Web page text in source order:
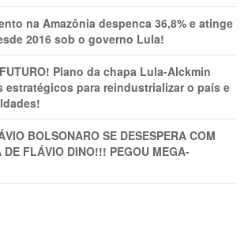
na Amazônia despenca 36,8% e atinge
2016 sob o governo Lula!
Plano da chapa Lula-Alckmin
estratégicos para reindustrializar o país e
BOLSONARO SE DESESPERA COM
DE FLÁVIO DINO!!! PEGOU MEGA-